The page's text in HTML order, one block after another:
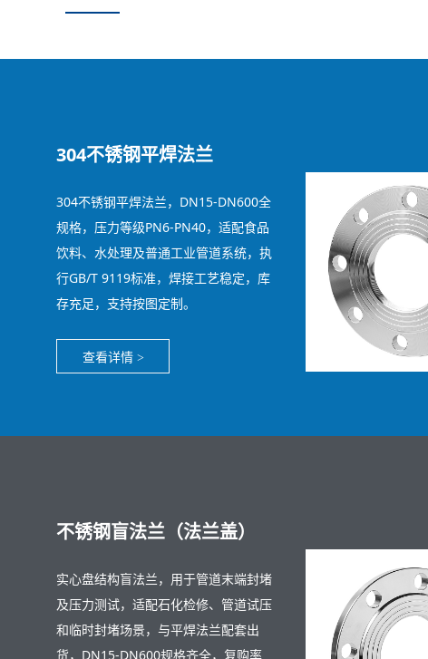
304不锈钢平焊法兰
304不锈钢平焊法兰，DN15-DN600全
规格，压力等级PN6-PN40，适配食品
饮料、水处理及普通工业管道系统，执
行GB/T 9119标准，焊接工艺稳定，库
存充足，支持按图定制。
查看详情 >
不锈钢盲法兰（法兰盖）
实心盘结构盲法兰，用于管道末端封堵
及压力测试，适配石化检修、管道试压
和临时封堵场景，与平焊法兰配套出
货，DN15-DN600规格齐全，复购率